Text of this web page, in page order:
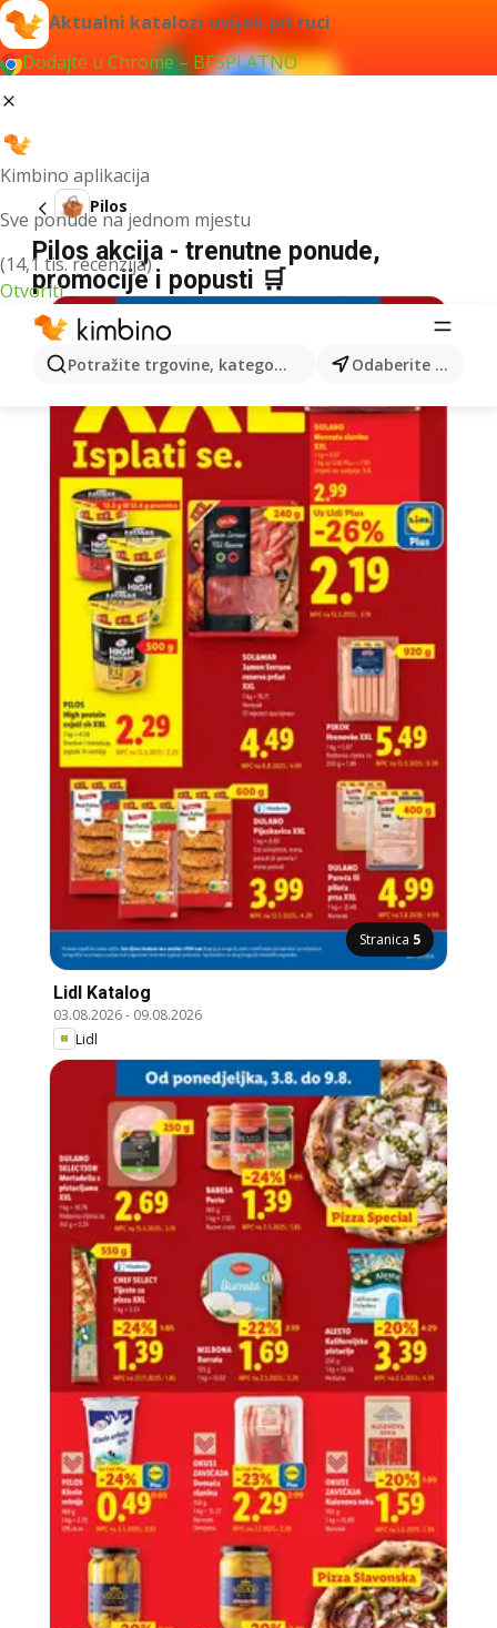
Aktualni katalozi uvijek pri ruci
Dodajte u Chrome – BESPLATNO
Kimbino aplikacija
Sve ponude na jednom mjestu
(14,1 tis. recenzija)
Otvoriti
Potražite trgovine, kategorije, proizvode... Odaberite grad
Pilos
Pilos akcija - trenutne ponude,
promocije i popusti 🛒
Stranica 5
Lidl Katalog
03.08.2026- 09.08.2026
Lidl